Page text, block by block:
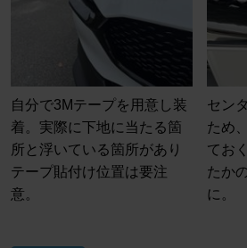
自分で3Mテープを用意し装
着。実際に下地に当たる箇
所と浮いている箇所があり
テープ貼付け位置は要注
意。
セン
ため
てお
たか
に。